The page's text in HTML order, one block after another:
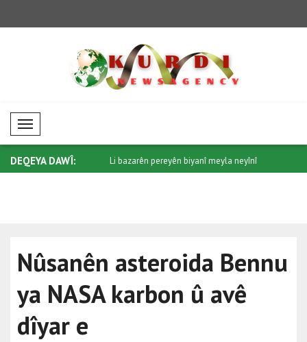
Mobil Menü
DEQEYA DAWÎ:
meyla neyînî Li bazarên pereyên biyanî meyla neyînî
Nûsanên asteroida Bennu
ya NASA karbon û avê
dîyar e